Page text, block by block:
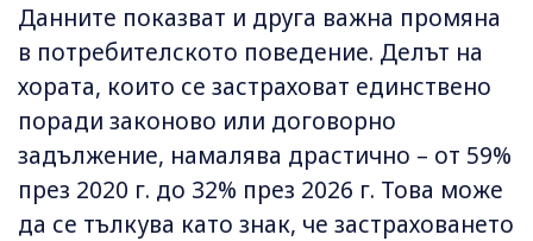
Данните показват и друга важна промяна
в потребителското поведение. Делът на
хората, които се застраховат единствено
поради законово или договорно
задължение, намалява драстично – от 59%
през 2020 г. до 32% през 2026 г. Това може
да се тълкува като знак, че застраховането